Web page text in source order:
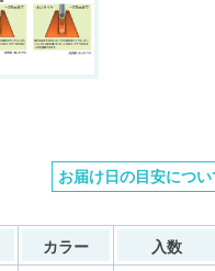
お届け日の目安につい
カラー 入数